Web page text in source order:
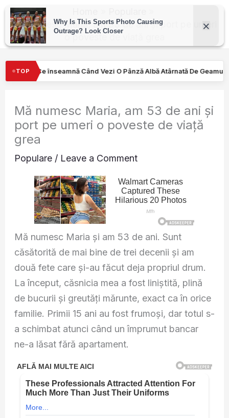
Skip
content
Mă numesc Maria, am 53 de ani și port pe umeri
o poveste de viață grea
TOP
O Pânză Albă Atârnată De Geamul Unei Mașini. Semnalul…
Mă numesc Maria, am 53 de ani și
port pe umeri o poveste de viață
grea
Populare/ Leave a Comment
Mă numesc Maria și am 53 de ani. Sunt
căsătorită de mai bine de trei decenii și am
două fete care și-au făcut deja propriul drum.
La început, căsnicia mea a fost liniștită, plină
de bucurii și greutăți mărunte, exact ca în orice
familie. Primii 15 ani au fost frumoși, dar totul s-
a schimbat atunci când un împrumut bancar
ne-a lăsat fără apartament.